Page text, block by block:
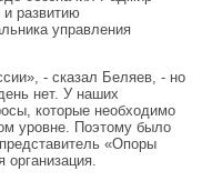
развитию
управления
- сказал Беляев, - но
нет. У наших
которые необходимо
уровне. Поэтому было
«Опоры
организация.